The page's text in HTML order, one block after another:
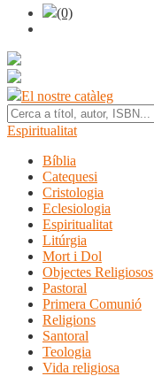
(0)
El nostre catàleg
Espiritualitat
Bíblia
Catequesi
Cristologia
Eclesiologia
Espiritualitat
Litúrgia
Mort i Dol
Objectes Religiosos
Pastoral
Primera Comunió
Religions
Santoral
Teologia
Vida religiosa